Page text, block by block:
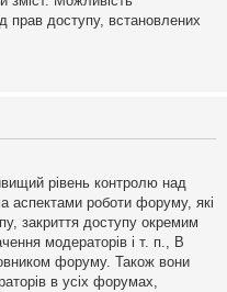
прав доступу, встановлених
рівень контролю над
аспектами роботи форуму, які
закриття доступу окремим
модераторів і т. п., В
форуму. Також вони
в усіх форумах,